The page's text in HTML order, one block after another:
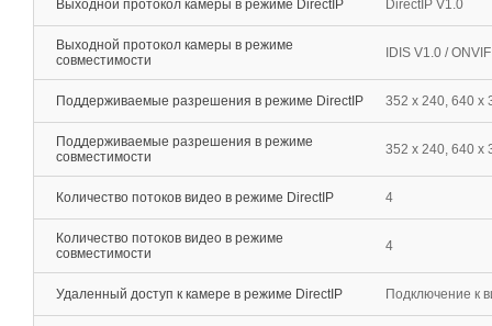
Выходной протокол камеры в режиме DirectIP DirectIP V1.0
Выходной протокол камеры в режиме
совместимости
IDIS V1.0 /
Поддерживаемые разрешения в режиме DirectIP 352 x 240, 640 x
Поддерживаемые разрешения в режиме
совместимости
352 x 240, 640 х
Количество потоков видео в режиме DirectIP 4
Количество потоков видео в режиме
совместимости
4
Удаленный доступ к камере в режиме DirectIP Подключение к